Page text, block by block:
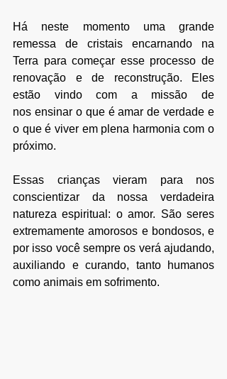
Há neste momento uma grande
remessa de cristais encarnando na
Terra para começar esse processo de
renovação e de reconstrução. Eles
estão vindo com a missão de
nos ensinar o que é amar de verdade e
o que é viver em plena harmonia com o
próximo.
Essas crianças vieram para nos
conscientizar da nossa verdadeira
natureza espiritual: o amor. São seres
extremamente amorosos e bondosos, e
por isso você sempre os verá ajudando,
auxiliando e curando, tanto humanos
como animais em sofrimento.​